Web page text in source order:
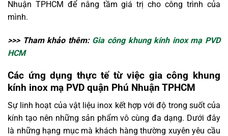
Nhuận TPHCM để nâng tầm giá trị cho công trình của
mình.
>>> Tham khảo thêm: Gia công khung kính inox mạ PVD
HCM
Các ứng dụng thực tế từ việc gia công khung
kính inox mạ PVD quận Phú Nhuận TPHCM
Sự linh hoạt của vật liệu inox kết hợp với độ trong suốt của
kính tạo nên những sản phẩm vô cùng đa dạng. Dưới đây
là những hạng mục mà khách hàng thường xuyên yêu cầu